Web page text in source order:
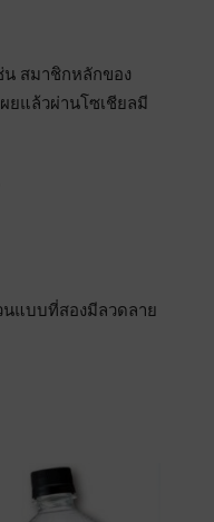
น สมาชิกหลักของ
ยแล้วผ่านโซเชียลมี
นแบบที่สองมีลวดลาย